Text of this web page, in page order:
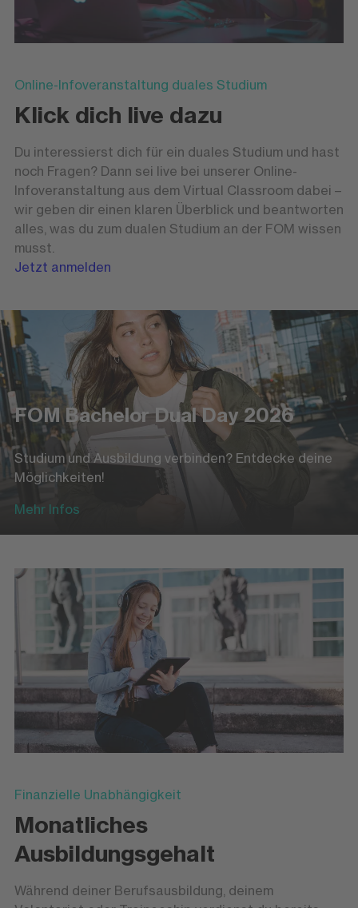
Online-Infoveranstaltung duales Studium
Klick dich live dazu
Du interessierst dich für ein duales Studium und hast
noch Fragen? Dann sei live bei unserer Online-
Infoveranstaltung aus dem Virtual Classroom dabei –
wir geben dir einen klaren Überblick und beantworten
alles, was du zum dualen Studium an der FOM wissen
musst.
Jetzt anmelden
FOM Bachelor Dual Day 2026
Studium und Ausbildung verbinden? Entdecke deine
Möglichkeiten!
Mehr Infos
Finanzielle Unabhängigkeit
Monatliches
Ausbildungsgehalt
Während deiner Berufsausbildung, deinem